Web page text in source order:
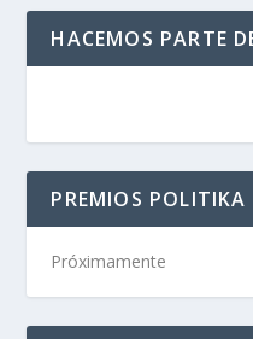
HACEMOS PARTE
PREMIOS
Próximamente